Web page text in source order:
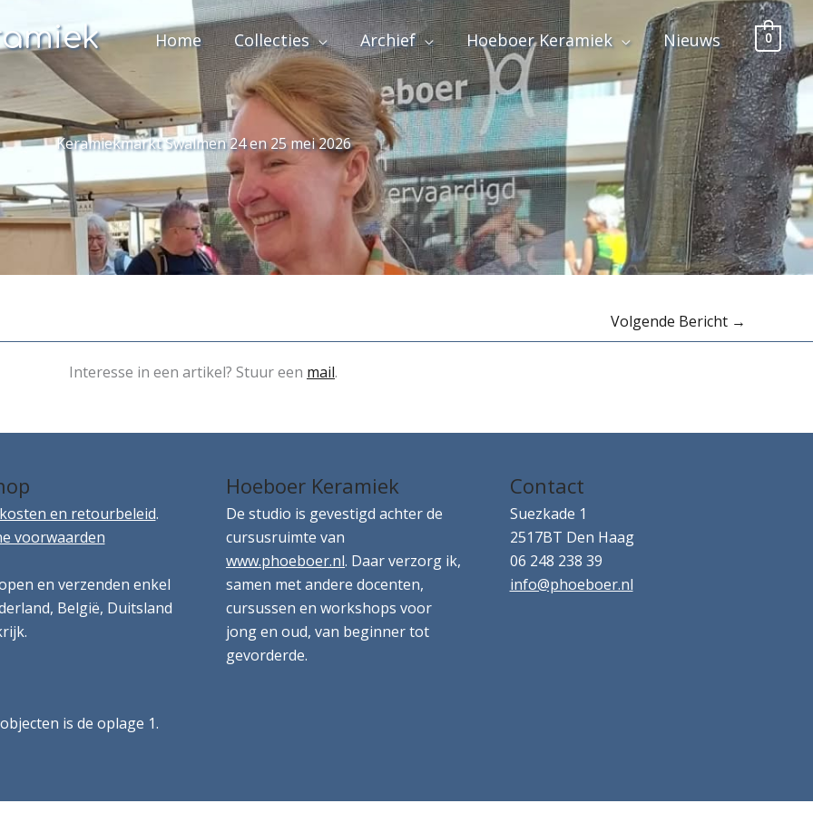
Home Collecties Archief Hoeboer Keramiek Nieuws 0
Keramiekmarkt Swalmen 24 en 25 mei 2026
Volgende Bericht →
Interesse in een artikel? Stuur een mail.
en retourbeleid.
voorwaarden
en verzenden enkel
België, Duitsland
is de oplage 1.
Hoeboer Keramiek
De studio is gevestigd achter de
cursusruimte van
www.phoeboer.nl. Daar verzorg ik,
samen met andere docenten,
cursussen en workshops voor
jong en oud, van beginner tot
gevorderde.
Contact
Suezkade 1
2517BT Den Haag
06 248 238 39
info@phoeboer.nl